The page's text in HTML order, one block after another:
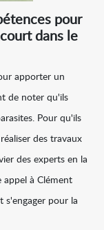
pour
dans le
apporter un
de noter qu'ils
Pour qu'ils
des travaux
des experts en la
à Clément
s'engager pour la